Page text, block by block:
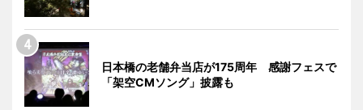
日本橋の老舗弁当店が175周年 感謝フェスで
「架空CMソング」披露も